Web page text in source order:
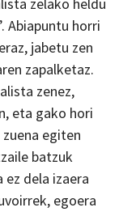
zelako heldu
Abiapuntu horri
jabetu zen
zapalketaz.
zenez,
eta gako hori
egiten
batzuk
ez dela izaera
egoera